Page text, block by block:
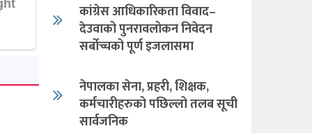
कांग्रेस आधिकारिकता विवाद–
देउवाको पुनरावलोकन निवेदन
सर्बोच्चको पूर्ण इजलासमा
नेपालका सेना, प्रहरी, शिक्षक,
कर्मचारीहरुको पछिल्लो तलब सूची
सार्वजनिक